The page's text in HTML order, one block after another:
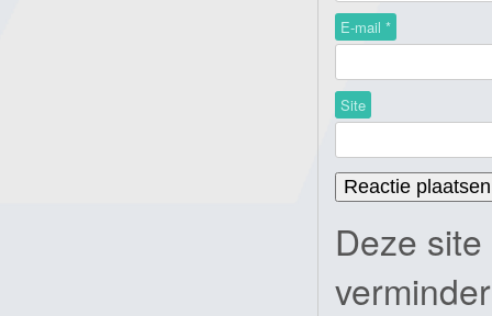
E-mail *
Site
Deze